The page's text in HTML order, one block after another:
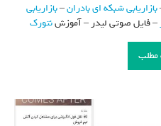
بازاریابی شبکه ایبادران–بازاریابی
– فایل صوتی لیدر – آموزشنتورک
مطلب